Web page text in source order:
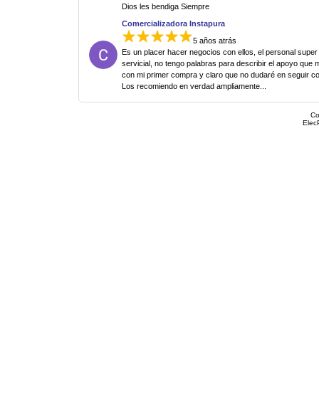
Dios les bendiga Siempre
Comercializadora Instapura
5 años atrás
Es un placer hacer negocios con ellos, el personal
servicial, no tengo palabras para describir el apoyo que
con mi primer compra y claro que no dudaré en seguir
Los recomiendo en verdad ampliamente...